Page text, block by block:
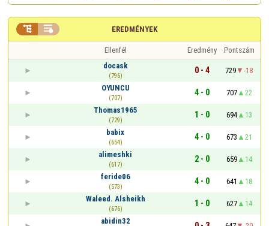
EREDMÉNYEK
 
Ellenfél Eredmény
Pontszám
docask
(796)
0 - 4 729
-18
OYUNCU
(707)
4 - 0 707
22
Thomas1965
(729)
1 - 0 694
13
babix
(654)
4 - 0 673
21
alimeshki
(617)
2 - 0 659
14
feride06
(573)
4 - 0 641
18
Waleed. Alsheikh
(676)
1 - 0 627
14
abidin32